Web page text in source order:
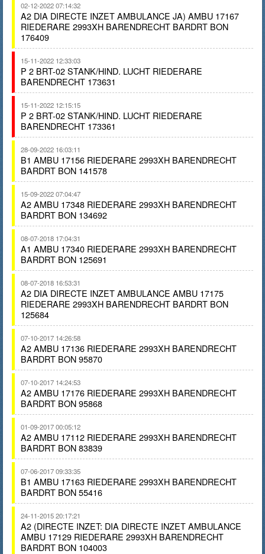
02-12-2022 07:14:32
A2 DIA DIRECTE INZET AMBULANCE JA) AMBU 17167
RIEDERARE 2993XH BARENDRECHT BARDRT BON
176409
15-11-2022 12:33:03
P 2 BRT-02 STANK/HIND. LUCHT RIEDERARE
BARENDRECHT 173631
15-11-2022 12:15:15
P 2 BRT-02 STANK/HIND. LUCHT RIEDERARE
BARENDRECHT 173361
28-09-2022 16:03:11
B1 AMBU 17156 RIEDERARE 2993XH BARENDRECHT
BARDRT BON 141578
15-09-2022 07:04:47
A2 AMBU 17348 RIEDERARE 2993XH BARENDRECHT
BARDRT BON 134692
08-07-2018 17:04:31
A1 AMBU 17340 RIEDERARE 2993XH BARENDRECHT
BARDRT BON 125691
08-07-2018 16:53:31
A2 DIA DIRECTE INZET AMBULANCE AMBU 17175
RIEDERARE 2993XH BARENDRECHT BARDRT BON
125684
07-10-2017 14:26:58
A2 AMBU 17136 RIEDERARE 2993XH BARENDRECHT
BARDRT BON 95870
07-10-2017 14:24:53
A2 AMBU 17176 RIEDERARE 2993XH BARENDRECHT
BARDRT BON 95868
01-09-2017 00:05:12
A2 AMBU 17112 RIEDERARE 2993XH BARENDRECHT
BARDRT BON 83839
07-06-2017 09:33:35
B1 AMBU 17163 RIEDERARE 2993XH BARENDRECHT
BARDRT BON 55416
24-11-2015 20:17:21
A2 (DIRECTE INZET: DIA DIRECTE INZET AMBULANCE
AMBU 17129 RIEDERARE 2993XH BARENDRECHT
BARDRT BON 104003